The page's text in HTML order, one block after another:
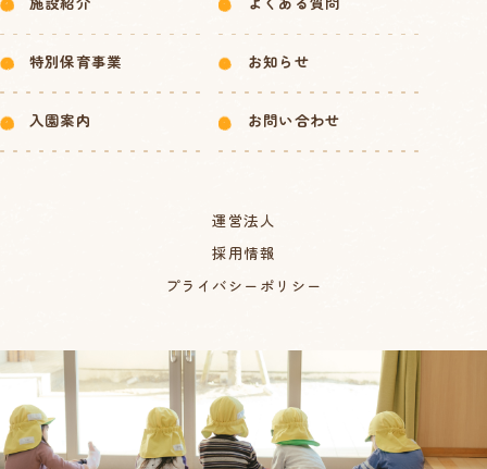
特別保育事業
入園案内
お知らせ
お問い合わせ
運営法人
採用情報
プライバシーポリシー